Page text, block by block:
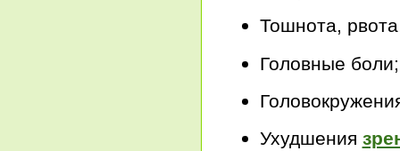
Тошнота,
Головные боли;
Ухудшения